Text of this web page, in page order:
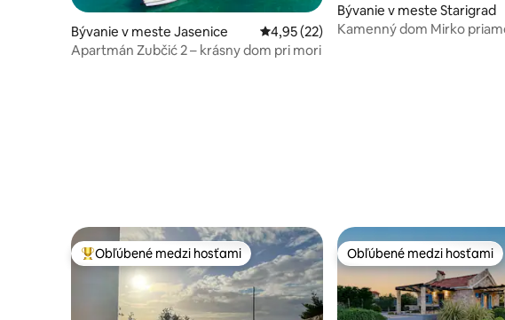
Bývanie v meste Jasenice Priemerné ohodnotenie 4,95 z 5, počet
4,95 (22)
Apartmán Zubčić 2 – krásny dom pri mori
Bývanie v meste Starigrad
Kamenný dom Mirko
Najobľúbenejšie medzi hosťami
Obľúbené medzi hosťami Obľúbené medzi hosťami
Obľúbené medzi hosťami